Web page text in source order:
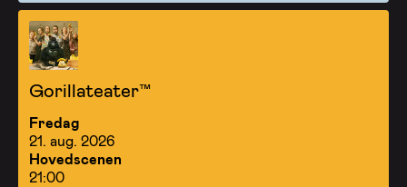
Gorillateater™
Fredag
21. aug. 2026
Hovedscenen
21:00